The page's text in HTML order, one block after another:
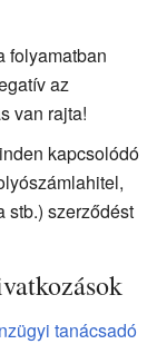
folyamatban
az
van rajta!
kapcsolódó
stb.) szerződést
tanácsadó